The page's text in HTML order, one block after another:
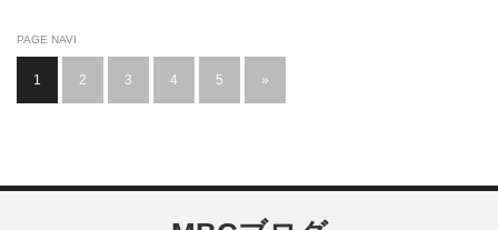
PAGE NAVI
1 2 3 4 5 »